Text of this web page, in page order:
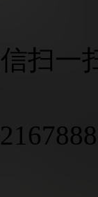
扫一